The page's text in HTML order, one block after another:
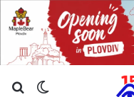
Търсене ...